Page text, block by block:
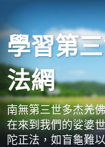
學習第
法網
南無第三世多杰羌
在來到我們的娑婆
陀正法，如盲龜難